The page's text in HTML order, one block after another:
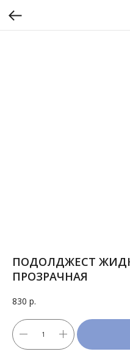
ПОДОЛДЖЕСТ
ПРОЗРАЧНАЯ
830 р.